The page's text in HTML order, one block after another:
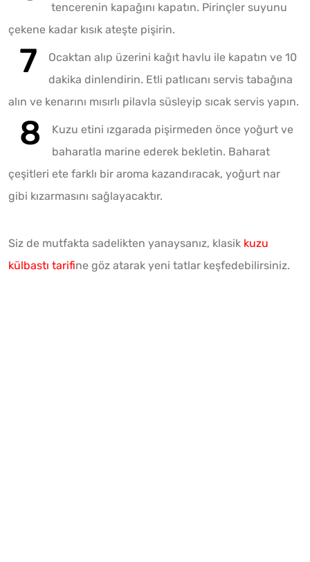
tencerenin kapağını kapatın. Pirinçler suyunu
çekene kadar kısık ateşte pişirin.
Ocaktan alıp üzerini kağıt havlu ile kapatın ve 10
dakika dinlendirin. Etli patlıcanı servis tabağına
alın ve kenarını mısırlı pilavla süsleyip sıcak servis yapın.
Kuzu etini ızgarada pişirmeden önce yoğurt ve
baharatla marine ederek bekletin. Baharat
çeşitleri ete farklı bir aroma kazandıracak, yoğurt nar
gibi kızarmasını sağlayacaktır.
Siz de mutfakta sadelikten yanaysanız, klasik kuzu
külbastı tarifine göz atarak yeni tatlar keşfedebilirsiniz.